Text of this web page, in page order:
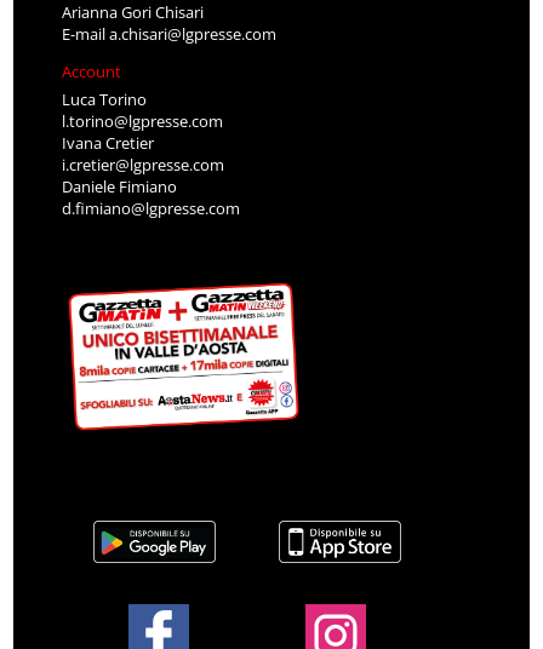
Arianna Gori Chisari
E-maila.chisari@lgpresse.com
Account
Luca Torino
l.torino@lgpresse.com
Ivana Cretier
i.cretier@lgpresse.com
Daniele Fimiano
d.fimiano@lgpresse.com